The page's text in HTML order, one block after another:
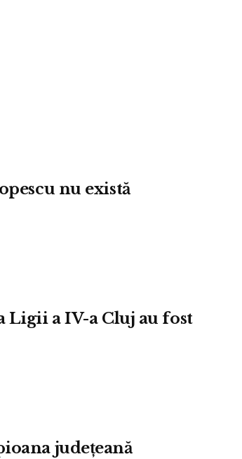
nu există
Ligii a IV-a Cluj au fost
județeană